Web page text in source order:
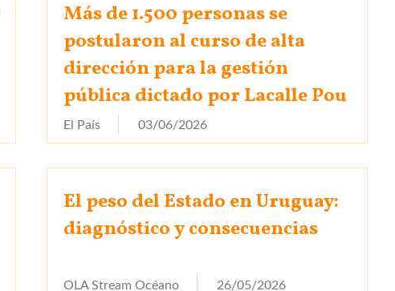
Más de 1.500 personas se
postularon al curso de alta
dirección para la gestión
pública dictado por Lacalle Pou
El País 03/06/2026
El peso del Estado en Uruguay:
diagnóstico y consecuencias
OLA Stream Océano 26/05/2026